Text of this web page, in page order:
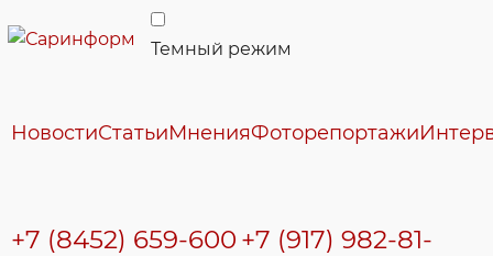
Темный режим
НовостиСтатьиМненияФоторепортажи
+7 (8452) 659-600 +7 (917) 982-81-